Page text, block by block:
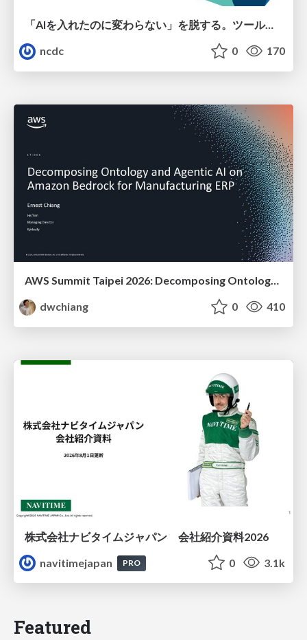
「AIを入れたのに変わらない」を脱する。ツール導入から文化定着まで、1年間の実践知を公開
ncdc
0 170
AWS Summit Taipei 2026: Decomposing Ontology and Agentic AI - Using Amazon Bedrock to Bring Living Water to Manufacturing ERP
dwchiang
0 410
株式会社ナビタイムジャパン 会社紹介資料2026
navitimejapan
PRO 0 3.1k
Featured